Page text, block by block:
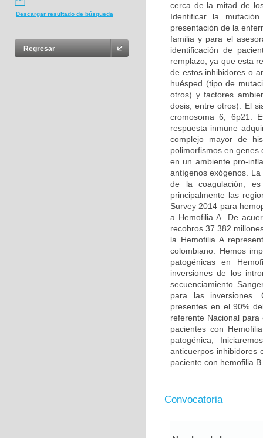
Descargar resultado de búsqueda
Regresar
cerca de la mitad de
Identificar la
presentación de la
familia y para el
identificación de
remplazo, ya que esta
de estos inhibidores o
huésped (tipo de
otros) y factores
dosis, entre otros). El
cromosoma 6, 6p21.
respuesta inmune
complejo mayor de
polimorfismos en
en un ambiente pro-
antígenos exógenos.
de la coagulación,
principalmente las
Survey 2014 para
a Hemofilia A. De
recobros 37.382
la Hemofilia A
colombiano. Hemos
patogénicas en
inversiones de los
secuenciamiento
para las inversiones.
presentes en el 90%
referente Nacional
pacientes con
patogénica;
anticuerpos inhibidores
paciente con hemofilia B.
Convocatoria